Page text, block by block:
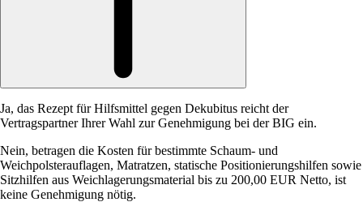
Ja, das Rezept für Hilfsmittel gegen Dekubitus reicht der
Vertragspartner Ihrer Wahl zur Genehmigung bei der BIG ein.
Nein, betragen die Kosten für bestimmte Schaum- und
Weichpolsterauflagen, Matratzen, statische Positionierungshilfen sowie
Sitzhilfen aus Weichlagerungsmaterial bis zu 200,00 EUR Netto, ist
keine Genehmigung nötig.